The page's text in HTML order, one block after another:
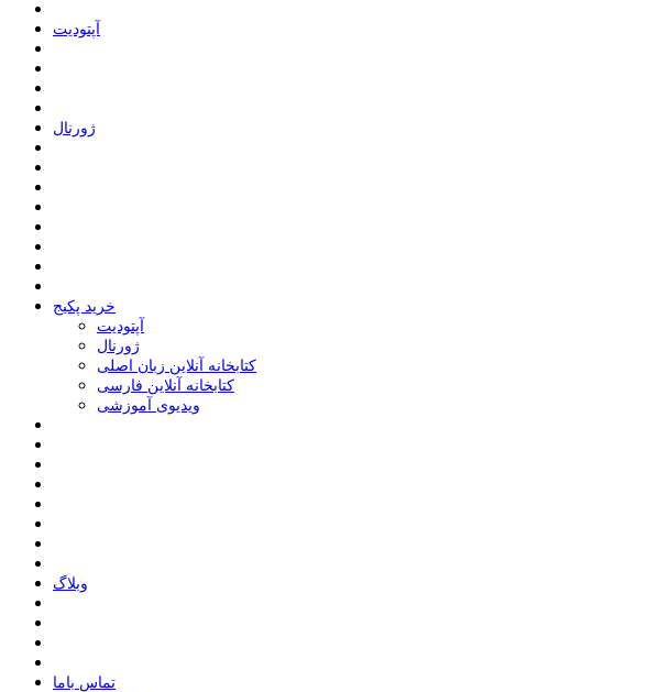
ﺁﭘﺘﻮﺩﯾﺖ
ﮊﻭﺭﻧﺎﻝ
خرید پکیج
ﺁﭘﺘﻮﺩﯾﺖ
ﮊﻭﺭﻧﺎﻝ
کتابخانه آنلاین زبان اصلی
کتابخانه آنلاین فارسی
ویدیوی آموزشی
وبلاگ
ﺗﻤﺎﺱ ﺑﺎﻣﺎ